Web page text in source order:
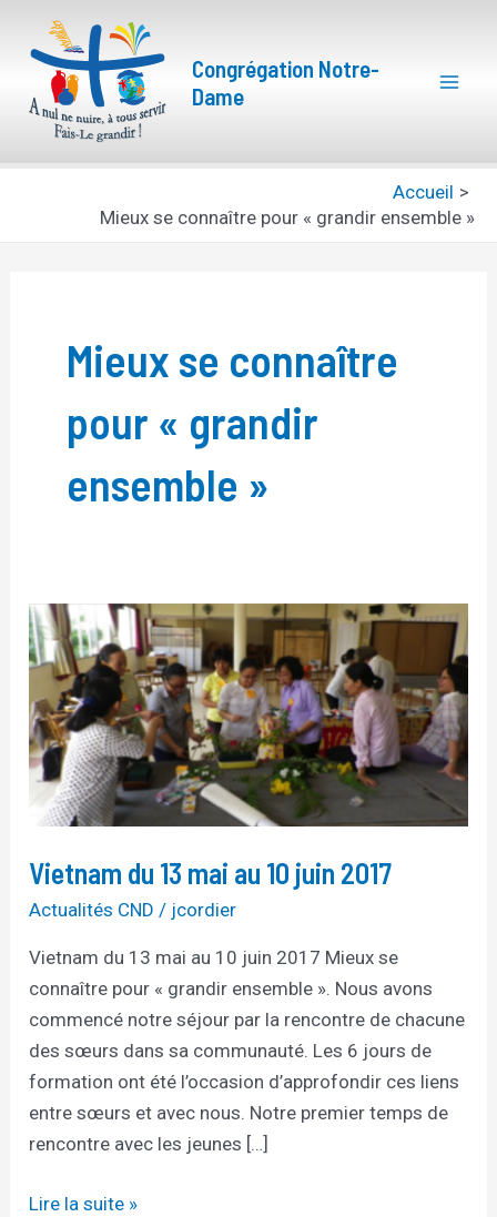
contenu
Congrégation Notre-
Dame
Accueil
Mieux se connaître pour « grandir ensemble »
Mieux se connaître
pour « grandir
ensemble »
Vietnam du 13 mai au 10 juin 2017
Actualités CND / jcordier
Vietnam du 13 mai au 10 juin 2017 Mieux se
connaître pour « grandir ensemble ». Nous avons
commencé notre séjour par la rencontre de chacune
des sœurs dans sa communauté. Les 6 jours de
formation ont été l’occasion d’approfondir ces liens
entre sœurs et avec nous. Notre premier temps de
rencontre avec les jeunes […]
Vietnam
du
mai
au
10
juin
Lire la suite »